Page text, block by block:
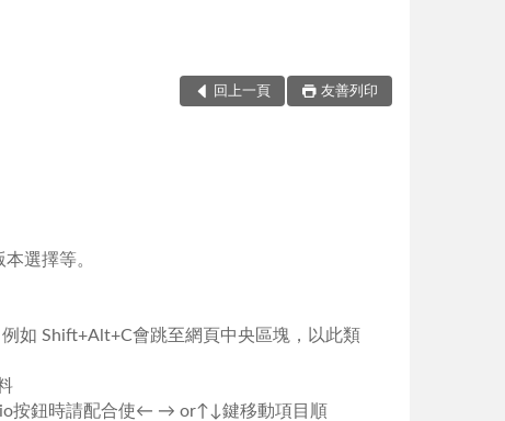
回上一頁 友善列印
選擇等。
如 Shift+Alt+C會跳至網頁中央區塊，以此類
按鈕時請配合使← → or↑↓鍵移動項目順